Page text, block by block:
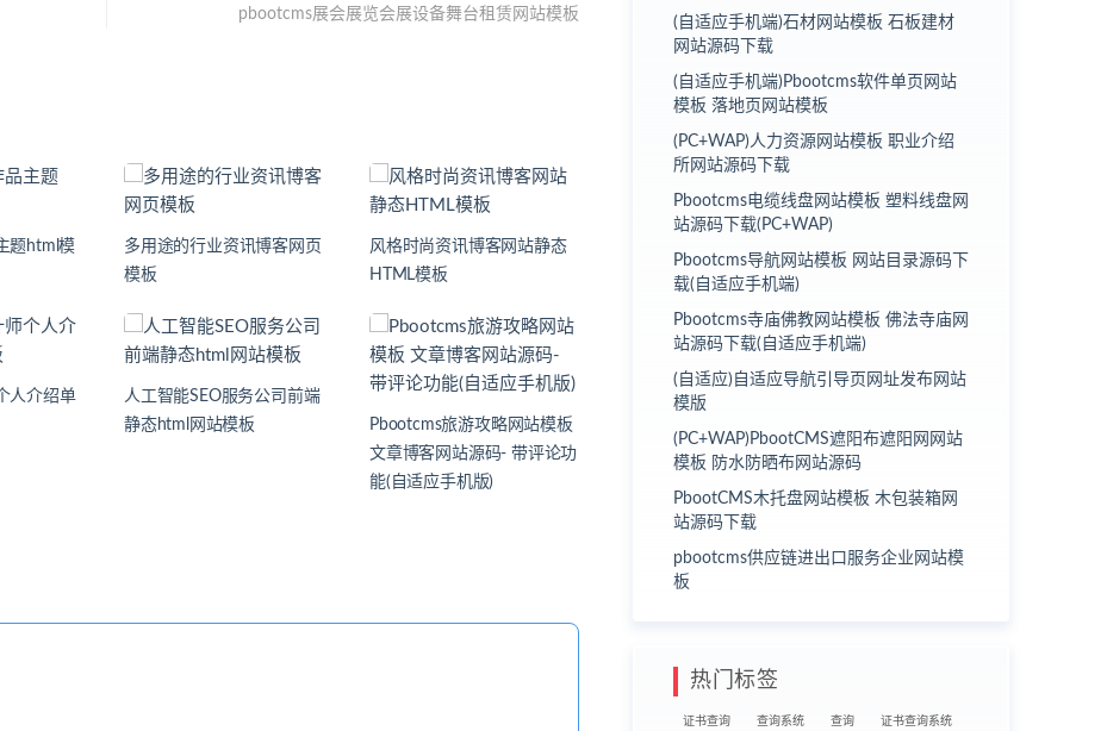
pbootcms展会展览会展设备舞台租赁网站模板
题html模
多用途的行业资讯博客网页
模板
风格时尚资讯博客网站静态
HTML模板
人介绍单
人工智能SEO服务公司前端
静态html网站模板
Pbootcms旅游攻略网站模板
文章博客网站源码- 带评论功
能(自适应手机版)
(自适应手机端)石材网站模板 石板建材
网站源码下载
(自适应手机端)Pbootcms软件单页网站
模板 落地页网站模板
(PC+WAP)人力资源网站模板 职业介绍
所网站源码下载
Pbootcms电缆线盘网站模板 塑料线盘网
站源码下载(PC+WAP)
Pbootcms导航网站模板 网站目录源码下
载(自适应手机端)
Pbootcms寺庙佛教网站模板 佛法寺庙网
站源码下载(自适应手机端)
(自适应)自适应导航引导页网址发布网站
模版
(PC+WAP)PbootCMS遮阳布遮阳网网站
模板 防水防晒布网站源码
PbootCMS木托盘网站模板 木包装箱网
站源码下载
pbootcms供应链进出口服务企业网站模
板
热门标签
证书查询 查询系统 查询 证书查询系统